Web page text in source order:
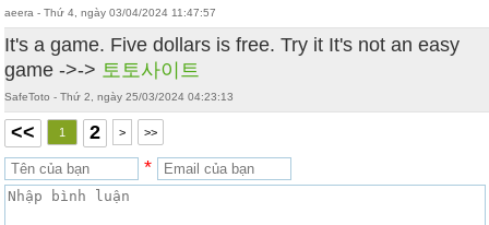
aeera - Thứ 4, ngày 03/04/2024 11:47:57
It's a game. Five dollars is free. Try it It's not an easy
game ->-> 토토사이트
SafeToto - Thứ 2, ngày 25/03/2024 04:23:13
<< 1 2 > >>
*